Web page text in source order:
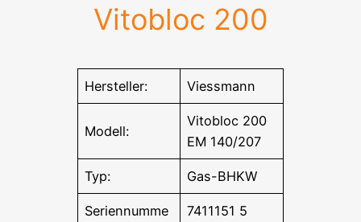
Vitobloc 200
Hersteller: Viessmann
Modell:
Vitobloc 200
EM 140/207
Typ: Gas-BHKW
Seriennumme
7411151 5